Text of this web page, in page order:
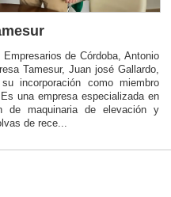
de Córdoba, Antonio
Tamesur, Juan josé Gallardo,
incorporación como miembro
una empresa especializada en
de maquinaria de elevación y
de rece...